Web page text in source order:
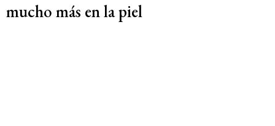
mucho más en la piel